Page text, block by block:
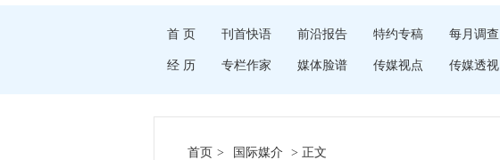
首 页 刊首快语 前沿报告 特约专稿 每月调查
经 历 专栏作家 媒体脸谱 传媒视点 传媒透视
首页 > 国际媒介 > 正文